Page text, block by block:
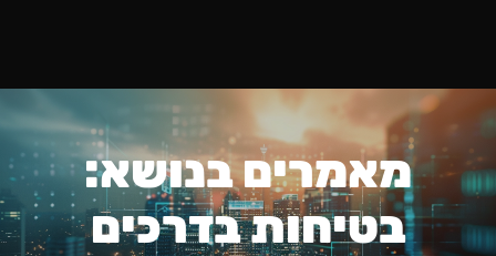
מאמרים בנושא:
בטיחות בדרכים